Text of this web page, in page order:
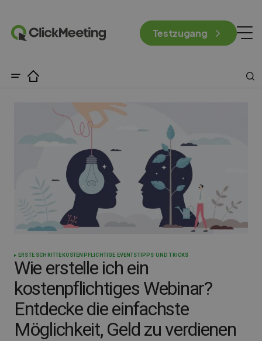
Testzugang
ERSTE SCHRITTE KOSTENPFLICHTIGE EVENTSTIPPS UND TRICKS
Wie erstelle ich ein
kostenpflichtiges Webinar?
Entdecke die einfachste
Möglichkeit, Geld zu verdienen